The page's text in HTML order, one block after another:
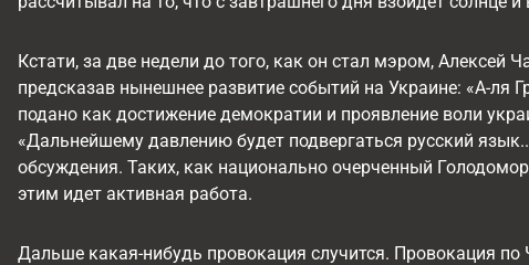
Кстати, за две недели до того, как он стал мэром,
предсказав нынешнее развитие событий на Украине: «А-ля
подано как достижение демократии и проявление воли
«Дальнейшему давлению будет подвергаться русский
обсуждения. Таких, как национально очерченный
этим идет активная работа.
Дальше какая-нибудь провокация случится. Провокация